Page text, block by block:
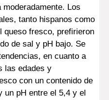
Los
tanto hispanos como
queso fresco, prefirieron
de sal y pH bajo. Se
en cuanto a
las edades y
con un contenido de
un pH entre el 5,4 y el